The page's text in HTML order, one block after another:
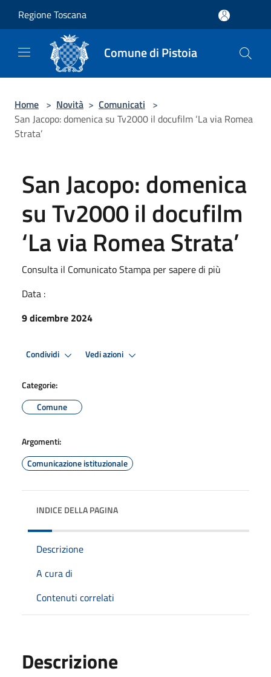
Regione Toscana
Comune di Pistoia
Home > Novità > Comunicati >
San Jacopo: domenica su Tv2000 il docufilm ‘La via Romea
Strata’
San Jacopo: domenica
su Tv2000 il docufilm
‘La via Romea Strata’
Consulta il Comunicato Stampa per sapere di più
Data :
9 dicembre 2024
Condividi Vedi azioni
Categorie:
Comune
Argomenti:
Comunicazione istituzionale
INDICE DELLA PAGINA
Descrizione
A cura di
Contenuti correlati
Descrizione